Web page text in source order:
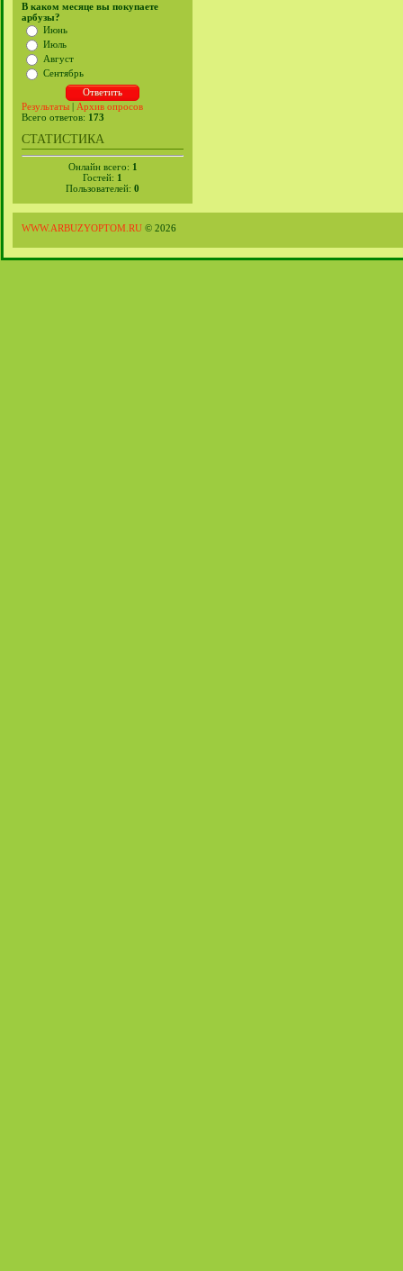
В каком месяце вы покупаете
арбузы?
Июнь
Июль
Август
Сентябрь
Результаты | Архив опросов
Всего ответов: 173
СТАТИСТИКА
Онлайн всего: 1
Гостей: 1
Пользователей: 0
WWW.ARBUZYOPTOM.RU © 2026